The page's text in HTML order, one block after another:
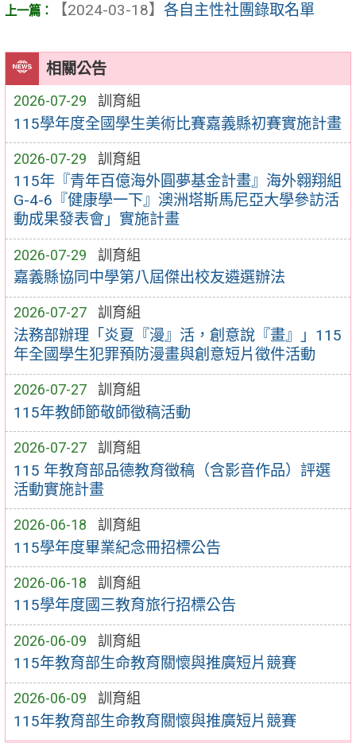
相關公告
2026-07-29 訓育組
115學年度全國學生美術比賽嘉義縣初賽實施計畫
2026-07-29 訓育組
115年『青年百億海外圓夢基金計畫』海外翱翔組
G-4-6『健康學一下』澳洲塔斯馬尼亞大學參訪活
動成果發表會」實施計畫
2026-07-29 訓育組
嘉義縣協同中學第八屆傑出校友遴選辦法
2026-07-27 訓育組
法務部辦理「炎夏『漫』活，創意說『畫』」115
年全國學生犯罪預防漫畫與創意短片徵件活動
2026-07-27 訓育組
115年教師節敬師徵稿活動
2026-07-27 訓育組
115 年教育部品德教育徵稿（含影音作品）評選
活動實施計畫
2026-06-18 訓育組
115學年度畢業紀念冊招標公告
2026-06-18 訓育組
115學年度國三教育旅行招標公告
2026-06-09 訓育組
115年教育部生命教育關懷與推廣短片競賽
2026-06-09 訓育組
115年教育部生命教育關懷與推廣短片競賽
【2024-03-18】 各自主性社團錄取名單